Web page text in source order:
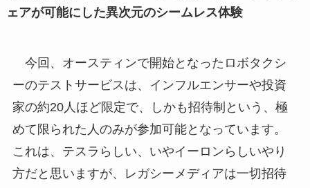
ェアが可能にした異次元のシームレス体験
今回、オースティンで開始となったロボタクシ
ーのテストサービスは、インフルエンサーや投資
家の約20人ほど限定で、しかも招待制という、極
めて限られた人のみが参加可能となっています。
これは、テスラらしい、いやイーロンらしいやり
方だと思いますが、レガシーメディアは一切招待